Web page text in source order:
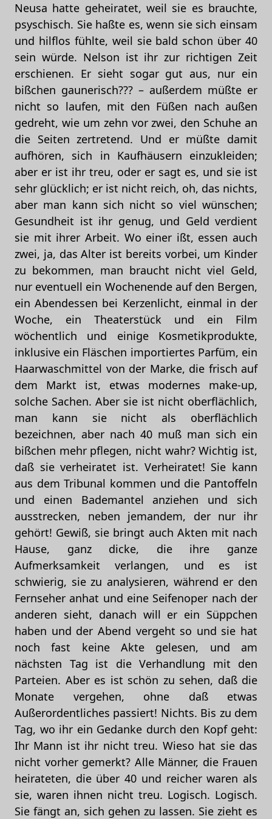
Neusa hatte geheiratet, weil sie es brauchte,
psyschisch. Sie haßte es, wenn sie sich einsam
und hilflos fühlte, weil sie bald schon über 40
sein würde. Nelson ist ihr zur richtigen Zeit
erschienen. Er sieht sogar gut aus, nur ein
bißchen gaunerisch??? – außerdem müßte er
nicht so laufen, mit den Füßen nach außen
gedreht, wie um zehn vor zwei, den Schuhe an
die Seiten zertretend. Und er müßte damit
aufhören, sich in Kaufhäusern einzukleiden;
aber er ist ihr treu, oder er sagt es, und sie ist
sehr glücklich; er ist nicht reich, oh, das nichts,
aber man kann sich nicht so viel wünschen;
Gesundheit ist ihr genug, und Geld verdient
sie mit ihrer Arbeit. Wo einer ißt, essen auch
zwei, ja, das Alter ist bereits vorbei, um Kinder
zu bekommen, man braucht nicht viel Geld,
nur eventuell ein Wochenende auf den Bergen,
ein Abendessen bei Kerzenlicht, einmal in der
Woche, ein Theaterstück und ein Film
wöchentlich und einige Kosmetikprodukte,
inklusive ein Fläschen importiertes Parfüm, ein
Haarwaschmittel von der Marke, die frisch auf
dem Markt ist, etwas modernes make-up,
solche Sachen. Aber sie ist nicht oberflächlich,
man kann sie nicht als oberflächlich
bezeichnen, aber nach 40 muß man sich ein
bißchen mehr pflegen, nicht wahr? Wichtig ist,
daß sie verheiratet ist. Verheiratet! Sie kann
aus dem Tribunal kommen und die Pantoffeln
und einen Bademantel anziehen und sich
ausstrecken, neben jemandem, der nur ihr
gehört! Gewiß, sie bringt auch Akten mit nach
Hause, ganz dicke, die ihre ganze
Aufmerksamkeit verlangen, und es ist
schwierig, sie zu analysieren, während er den
Fernseher anhat und eine Seifenoper nach der
anderen sieht, danach will er ein Süppchen
haben und der Abend vergeht so und sie hat
noch fast keine Akte gelesen, und am
nächsten Tag ist die Verhandlung mit den
Parteien. Aber es ist schön zu sehen, daß die
Monate vergehen, ohne daß etwas
Außerordentliches passiert! Nichts. Bis zu dem
Tag, wo ihr ein Gedanke durch den Kopf geht:
Ihr Mann ist ihr nicht treu. Wieso hat sie das
nicht vorher gemerkt? Alle Männer, die Frauen
heirateten, die über 40 und reicher waren als
sie, waren ihnen nicht treu. Logisch. Logisch.
Sie fängt an, sich gehen zu lassen. Sie zieht es